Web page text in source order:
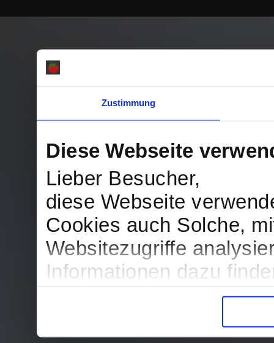
Zustimmung
Diese Webseite
Lieber Besucher,
diese Webseite
Cookies auch Solche,
Websitezugriffe
Informationen dazu
in der